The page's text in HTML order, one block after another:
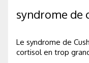
syndrome de
Le syndrome de
cortisol en trop